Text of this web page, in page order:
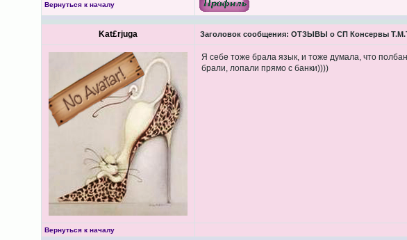
Вернуться к началу
Kat£rjuga Заголовок сообщения: ОТЗЫВЫ о СП Консервы
Я себе тоже брала язык, и тоже думала, что
брали, лопали прямо с банки))))
Вернуться к началу